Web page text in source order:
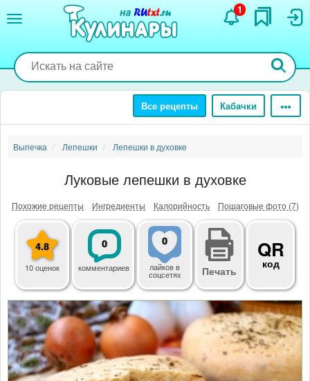
содержанию
1
Все рецепты Кабачки
Выпечка Лепешки Лепешки в духовке
Луковые лепешки в духовке
Похожие рецепты Ингредиенты Калорийность Пошаговые фото (7)
4.8
10 оценок
0
комментариев
0
лайковв
соцсетях Печать
QR
код